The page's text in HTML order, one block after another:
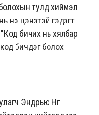
тулд хиймэл
үнэ цэнэтэй гэдэгт
бичих нь хялбар
бичдэг болох
Эндрью Нг